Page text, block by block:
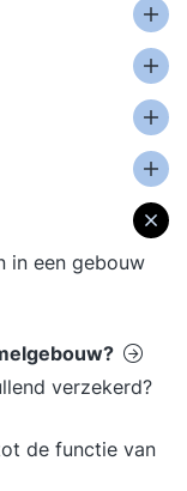
in een gebouw
verzekerd?
de functie van